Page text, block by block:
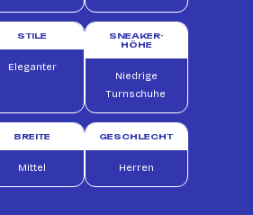
STILE
Eleganter
SNEAKER-
HÖHE
Niedrige
Turnschuhe
BREITE
Mittel
GESCHLECHT
Herren